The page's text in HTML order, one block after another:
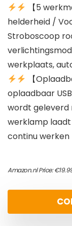
【5
helderheid /
Stroboscoop
werkplaats,
【
oplaadbaar
wordt geleverd
werklamp
continu werken
Amazon.nl Price:€